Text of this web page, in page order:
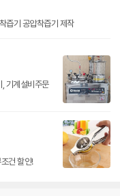
기 과일 야채착즙 즙과 찌꺼기분리 저온착즙기 공압착즙기 제작
기계설비주문
건 할인!